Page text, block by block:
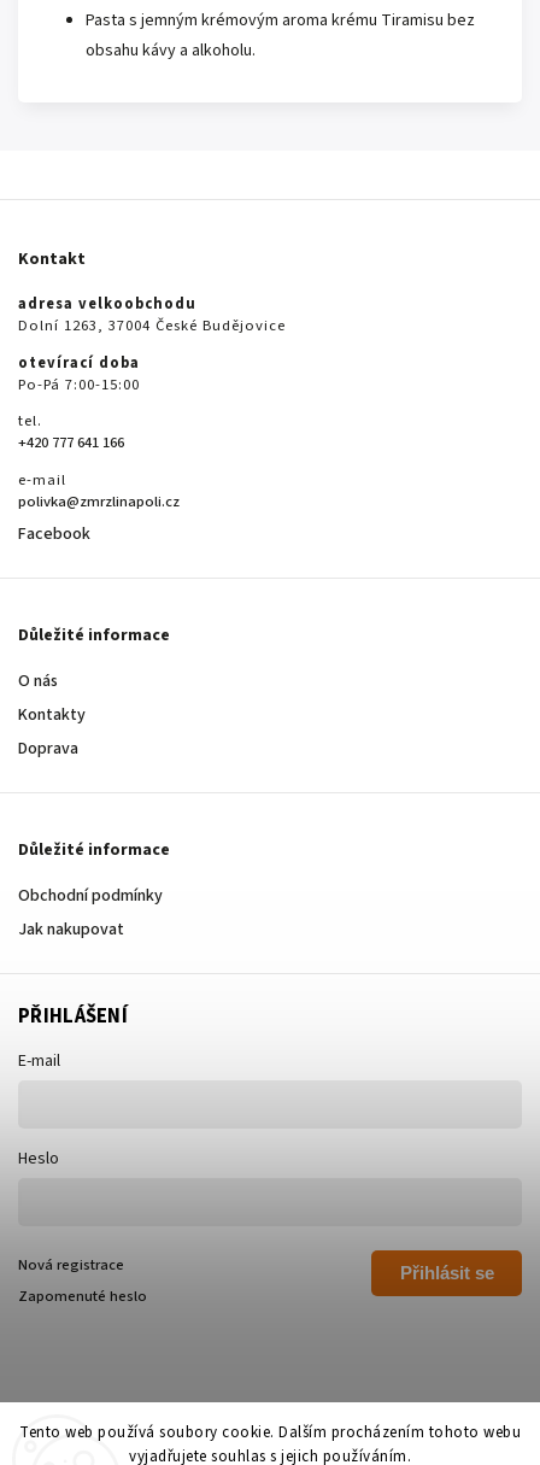
Tento web používá soubory cookie. Dalším procházením tohoto webu
vyjadřujete souhlas s jejich používáním.
Pasta s jemným krémovým aroma krému Tiramisu bez
obsahu kávy a alkoholu.
Kontakt
adresa velkoobchodu
Dolní 1263, 37004 České Budějovice
otevírací doba
Po-Pá 7:00-15:00
tel.
+420 777 641 166
e-mail
polivka@zmrzlinapoli.cz
Facebook
Důležité informace
O nás
Kontakty
Doprava
Důležité informace
Obchodní podmínky
Jak nakupovat
PŘIHLÁŠENÍ
E-mail
Heslo
Přihlásit se
Nová registrace
Zapomenuté heslo